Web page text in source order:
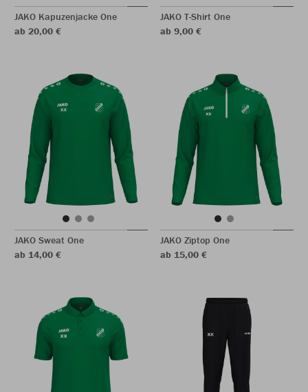
JAKO Kapuzenjacke One
ab 20,00 €
JAKO T-Shirt One
ab 9,00 €
JAKO Sweat One
ab 14,00 €
JAKO Ziptop One
ab 15,00 €